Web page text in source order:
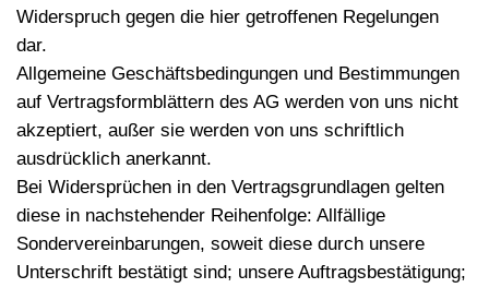
Widerspruch gegen die hier getroffenen Regelungen
dar.
Allgemeine Geschäftsbedingungen und Bestimmungen
auf Vertragsformblättern des AG werden von uns nicht
akzeptiert, außer sie werden von uns schriftlich
ausdrücklich anerkannt.
Bei Widersprüchen in den Vertragsgrundlagen gelten
diese in nachstehender Reihenfolge: Allfällige
Sondervereinbarungen, soweit diese durch unsere
Unterschrift bestätigt sind; unsere Auftragsbestätigung;